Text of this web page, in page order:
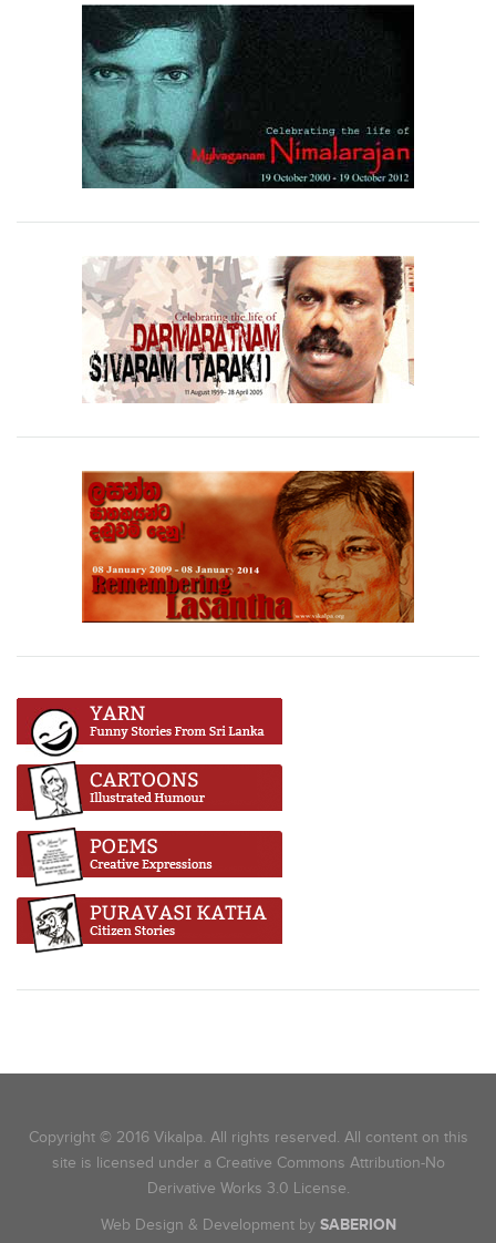
Copyright © 2016 Vikalpa. All rights reserved. All content on this
site is licensed under a Creative Commons Attribution-No
Derivative Works 3.0 License.
Web Design & Development by SABERION